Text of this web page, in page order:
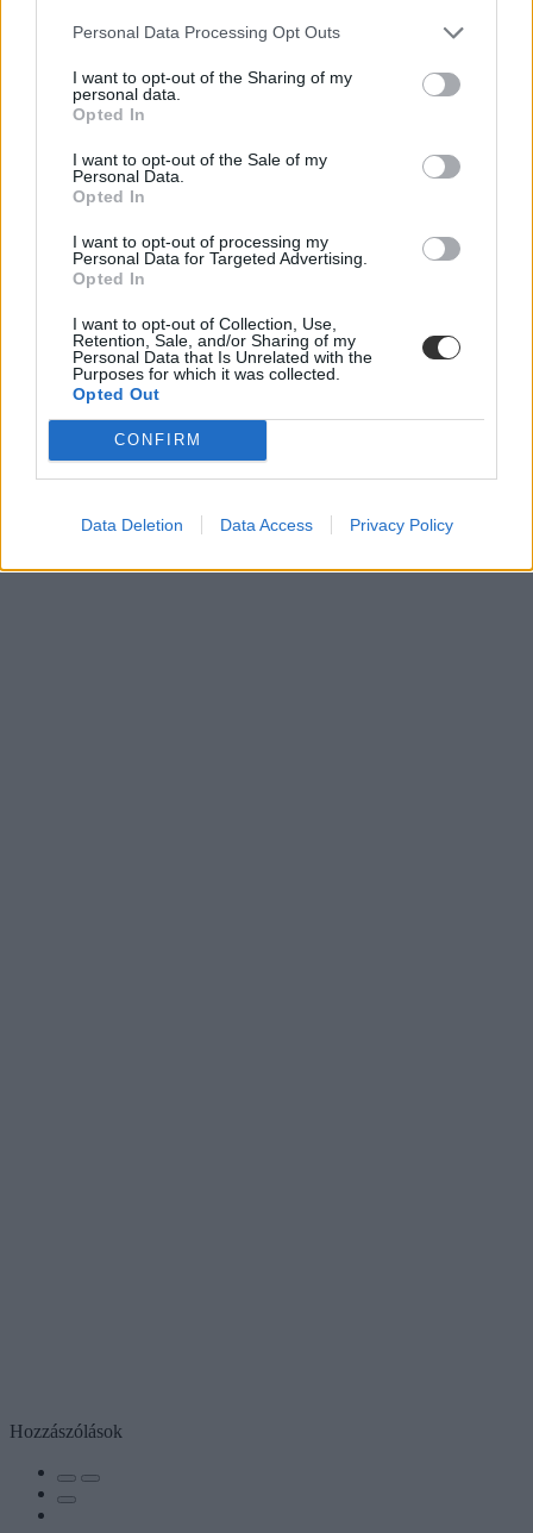
Personal Data Processing Opt Outs
I want to opt-out of the Sharing of my
personal data.
Opted In
I want to opt-out of the Sale of my
Personal Data.
Opted In
I want to opt-out of processing my
Personal Data for Targeted Advertising.
Opted In
I want to opt-out of Collection, Use,
Retention, Sale, and/or Sharing of my
Personal Data that Is Unrelated with the
Purposes for which it was collected.
Opted Out
CONFIRM
Data Deletion Data Access Privacy Policy
Pedagógusok Demokratikus Szakszervezete
tanárhiány
pedagógushiány
legjobb orvosi egyetemek
HVG rangsor 2022
gyerekkönyvek karácsonyra
Hozzászólások